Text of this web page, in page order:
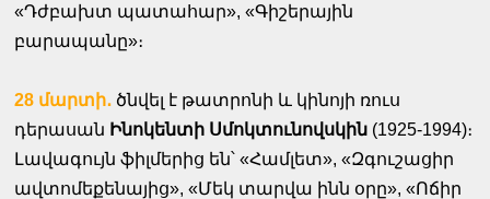
«Դժբախտ պատահար», «Գիշերային
բարապանը»։
28 մարտի․ ծնվել է թատրոնի և կինոյի ռուս
դերասան Ինոկենտի Սմոկտունովսկին (1925-1994)։
Լավագույն ֆիլմերից են՝ «Համլետ», «Զգուշացիր
ավտոմեքենայից», «Մեկ տարվա ինն օրը», «Ոճիր